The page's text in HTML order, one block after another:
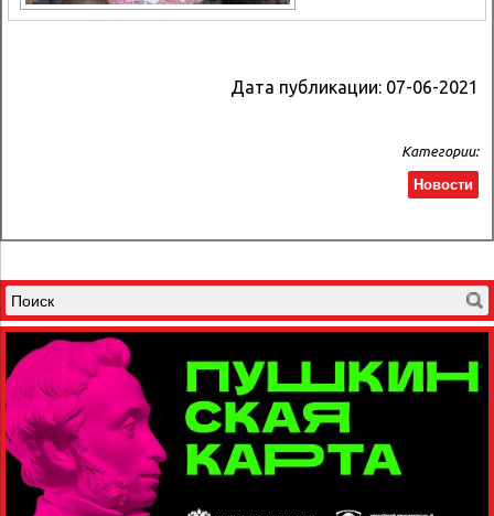
Дата публикации: 07-06-2021
Категории:
Новости